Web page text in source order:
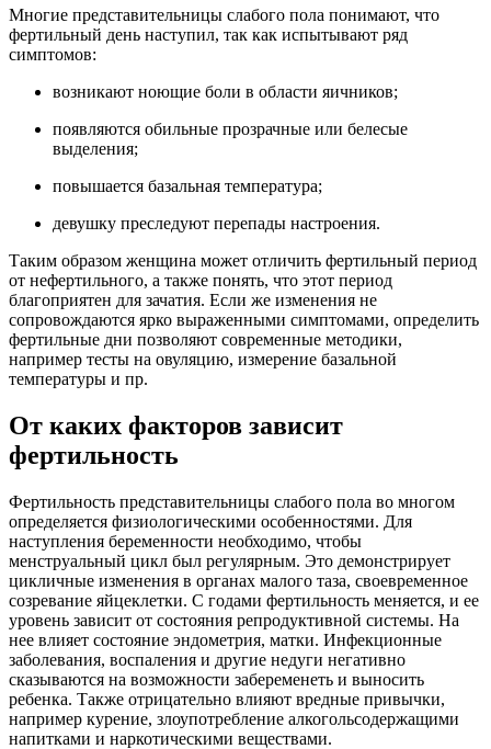
Многие представительницы слабого пола понимают, что
фертильный день наступил, так как испытывают ряд
симптомов:
возникают ноющие боли в области яичников;
появляются обильные прозрачные или белесые
выделения;
повышается базальная температура;
девушку преследуют перепады настроения.
Таким образом женщина может отличить фертильный период
от нефертильного, а также понять, что этот период
благоприятен для зачатия. Если же изменения не
сопровождаются ярко выраженными симптомами, определить
фертильные дни позволяют современные методики,
например тесты на овуляцию, измерение базальной
температуры и пр.
От каких факторов зависит
фертильность
Фертильность представительницы слабого пола во многом
определяется физиологическими особенностями. Для
наступления беременности необходимо, чтобы
менструальный цикл был регулярным. Это демонстрирует
цикличные изменения в органах малого таза, своевременное
созревание яйцеклетки. С годами фертильность меняется, и ее
уровень зависит от состояния репродуктивной системы. На
нее влияет состояние эндометрия, матки. Инфекционные
заболевания, воспаления и другие недуги негативно
сказываются на возможности забеременеть и выносить
ребенка. Также отрицательно влияют вредные привычки,
например курение, злоупотребление алкогольсодержащими
напитками и наркотическими веществами.